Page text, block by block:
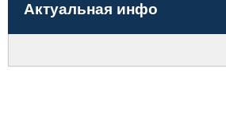
Актуальная инфо